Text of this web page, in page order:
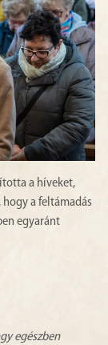
a híveket,
hogy a feltámadás
egyaránt
egészben